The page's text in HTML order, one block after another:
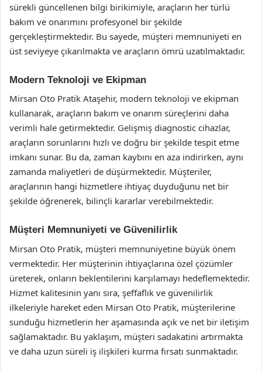
sürekli güncellenen bilgi birikimiyle, araçların her türlü
bakım ve onarımını profesyonel bir şekilde
gerçekleştirmektedir. Bu sayede, müşteri memnuniyeti en
üst seviyeye çıkarılmakta ve araçların ömrü uzatılmaktadır.
Modern Teknoloji ve Ekipman
Mirsan Oto Pratik Ataşehir, modern teknoloji ve ekipman
kullanarak, araçların bakım ve onarım süreçlerini daha
verimli hale getirmektedir. Gelişmiş diagnostic cihazlar,
araçların sorunlarını hızlı ve doğru bir şekilde tespit etme
imkanı sunar. Bu da, zaman kaybını en aza indirirken, aynı
zamanda maliyetleri de düşürmektedir. Müşteriler,
araçlarının hangi hizmetlere ihtiyaç duyduğunu net bir
şekilde öğrenerek, bilinçli kararlar verebilmektedir.
Müşteri Memnuniyeti ve Güvenilirlik
Mirsan Oto Pratik, müşteri memnuniyetine büyük önem
vermektedir. Her müşterinin ihtiyaçlarına özel çözümler
üreterek, onların beklentilerini karşılamayı hedeflemektedir.
Hizmet kalitesinin yanı sıra, şeffaflık ve güvenilirlik
ilkeleriyle hareket eden Mirsan Oto Pratik, müşterilerine
sunduğu hizmetlerin her aşamasında açık ve net bir iletişim
sağlamaktadır. Bu yaklaşım, müşteri sadakatini artırmakta
ve daha uzun süreli iş ilişkileri kurma fırsatı sunmaktadır.